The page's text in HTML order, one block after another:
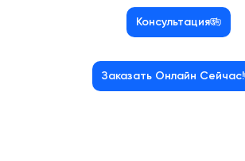
Консультация
Заказать Онлайн Сейчас!